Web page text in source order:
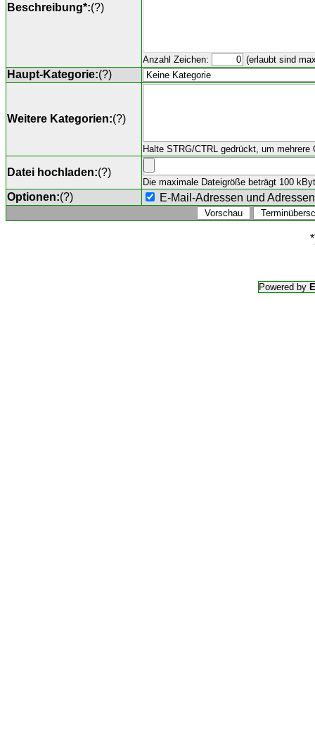
Beschreibung*:(?)
Anzahl Zeichen: (erlaubt sind
Haupt-Kategorie:(?)
Weitere Kategorien:(?)
Halte STRG/CTRL gedrückt, um mehrere
Datei hochladen:(?)
Die maximale Dateigröße beträgt 100
Optionen:(?) E-Mail-Adressen und
Powered by